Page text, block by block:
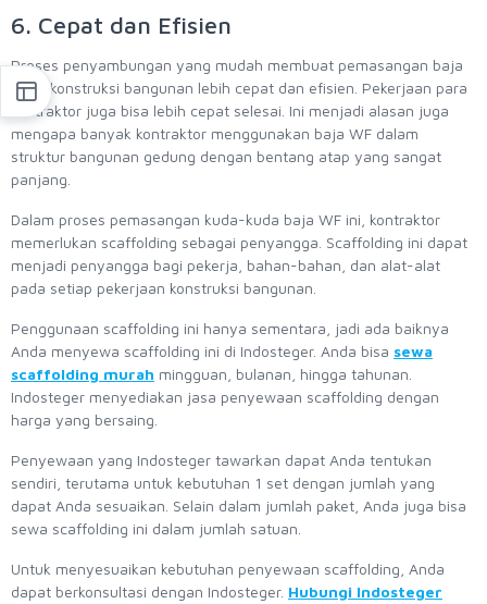
6. Cepat dan Efisien
Proses penyambungan yang mudah membuat pemasangan baja
pada konstruksi bangunan lebih cepat dan efisien. Pekerjaan para
kontraktor juga bisa lebih cepat selesai. Ini menjadi alasan juga
mengapa banyak kontraktor menggunakan baja WF dalam
struktur bangunan gedung dengan bentang atap yang sangat
panjang.
Dalam proses pemasangan kuda-kuda baja WF ini, kontraktor
memerlukan scaffolding sebagai penyangga. Scaffolding ini dapat
menjadi penyangga bagi pekerja, bahan-bahan, dan alat-alat
pada setiap pekerjaan konstruksi bangunan.
Penggunaan scaffolding ini hanya sementara, jadi ada baiknya
Anda menyewa scaffolding ini di Indosteger. Anda bisa sewa
scaffolding murah mingguan, bulanan, hingga tahunan.
Indosteger menyediakan jasa penyewaan scaffolding dengan
harga yang bersaing.
Penyewaan yang Indosteger tawarkan dapat Anda tentukan
sendiri, terutama untuk kebutuhan 1 set dengan jumlah yang
dapat Anda sesuaikan. Selain dalam jumlah paket, Anda juga bisa
sewa scaffolding ini dalam jumlah satuan.
Untuk menyesuaikan kebutuhan penyewaan scaffolding, Anda
dapat berkonsultasi dengan Indosteger. Hubungi Indosteger